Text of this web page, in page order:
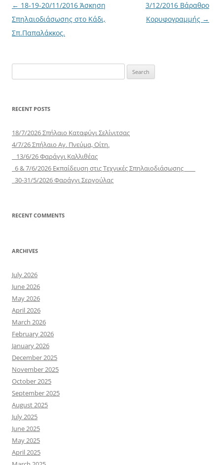
Post
navigation
← 18-19-20/11/2016 Άσκηση
Σπηλαιοδιάσωσης στο Κάδι,
Σπ.Παπαλάκκος.
3/12/2016 Βάραθρο
Κορυφογραμμής →
for:
RECENT POSTS
18/7/2026 Σπήλαιο Καταφύγι Σελίνιτσας
4/7/26 Σπήλαιο Αγ. Πνεύμα, Οίτη.
13/6/26 Φαράγγι Καλλιθέας
6 & 7/6/2026 Εκπαίδευση στις Τεχνικές Σπηλαιοδιάσωσης
30-31/5/2026 Φαράγγι Σεργούλας
RECENT COMMENTS
ARCHIVES
July 2026
June 2026
May 2026
April 2026
March 2026
February 2026
January 2026
December 2025
November 2025
October 2025
September 2025
August 2025
July 2025
June 2025
May 2025
April 2025